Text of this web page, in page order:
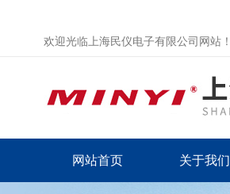
欢迎光临上海民仪电子有限公司网站！
网站首页 关于我们